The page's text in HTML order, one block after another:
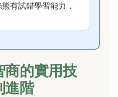
有試錯學習能力，
商的實用技
進階